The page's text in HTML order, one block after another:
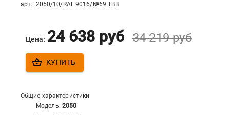
арт.: 2050/10/RAL 9016/№69 ТВВ
Цена: 24 638 руб 34 219руб
КУПИТЬ
Общие характеристики
Модель: 2050